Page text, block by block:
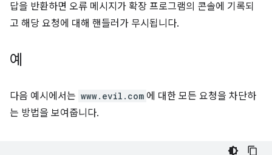
답을 반환하면 오류 메시지가 확장 프로그램의 콘솔에 기록되
고 해당 요청에 대해 핸들러가 무시됩니다.
예
다음 예시에서는 www.evil.com 에 대한 모든 요청을 차단하
는 방법을 보여줍니다.